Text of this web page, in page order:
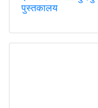
पुस्तकालय